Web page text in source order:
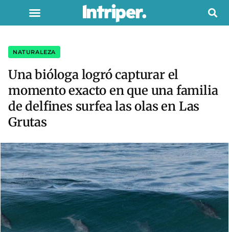
NATURALEZA
Una bióloga logró capturar el
momento exacto en que una familia
de delfines surfea las olas en Las
Grutas